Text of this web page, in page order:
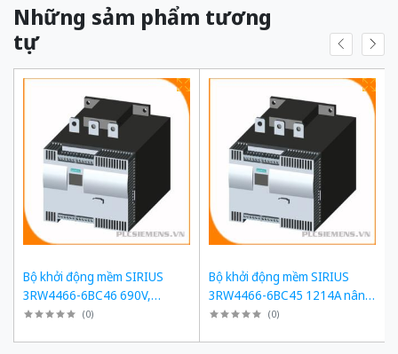
Những sảm phẩm tương
tự
Bộ khởi động mềm SIRIUS
3RW4466-6BC46 690V,
1214A, 1200kW
(0)
Bộ khởi động mềm SIRIUS
3RW4466-6BC45 1214A nâng
cấp 3RW5558-6HA16
(0)